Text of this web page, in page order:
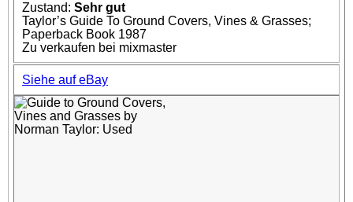
Zustand: Sehr gut
Taylor’s Guide To Ground Covers, Vines & Grasses;
Paperback Book 1987
Zu verkaufen bei mixmaster
Siehe auf eBay